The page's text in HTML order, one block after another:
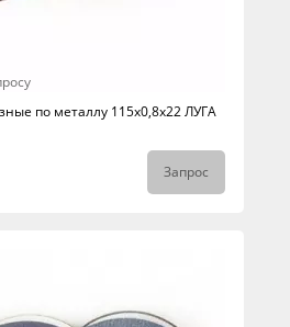
по металлу 115х0,8х22 ЛУГА
Запрос